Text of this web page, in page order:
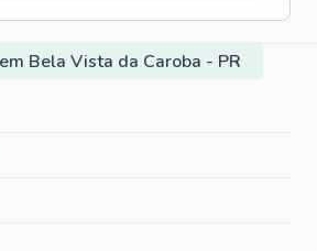
Bela Vista da Caroba - PR